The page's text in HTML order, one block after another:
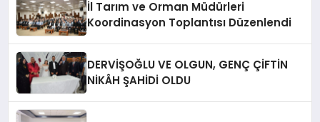
İl Tarım ve Orman Müdürleri
Koordinasyon Toplantısı Düzenlendi
DERVİŞOĞLU VE OLGUN, GENÇ ÇİFTİN
NİKÂH ŞAHİDİ OLDU